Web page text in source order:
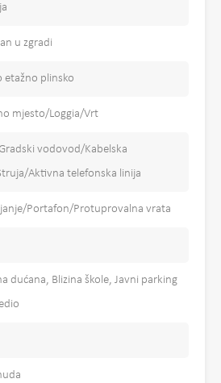
u zgradi
etažno plinsko
mjesto/Loggia/Vrt
vodovod/Kabelska
Aktivna telefonska linija
Portafon/Protuprovalna vrata
dućana, Blizina škole, Javni parking